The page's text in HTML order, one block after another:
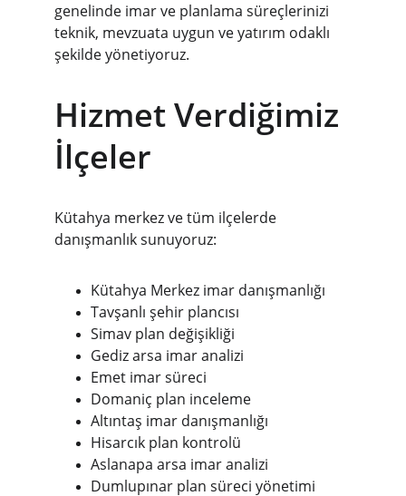
genelinde imar ve planlama süreçlerinizi
teknik, mevzuata uygun ve yatırım odaklı
şekilde yönetiyoruz.
Hizmet Verdiğimiz
İlçeler
Kütahya merkez ve tüm ilçelerde
danışmanlık sunuyoruz:
Kütahya Merkez imar danışmanlığı
Tavşanlı şehir plancısı
Simav plan değişikliği
Gediz arsa imar analizi
Emet imar süreci
Domaniç plan inceleme
Altıntaş imar danışmanlığı
Hisarcık plan kontrolü
Aslanapa arsa imar analizi
Dumlupınar plan süreci yönetimi